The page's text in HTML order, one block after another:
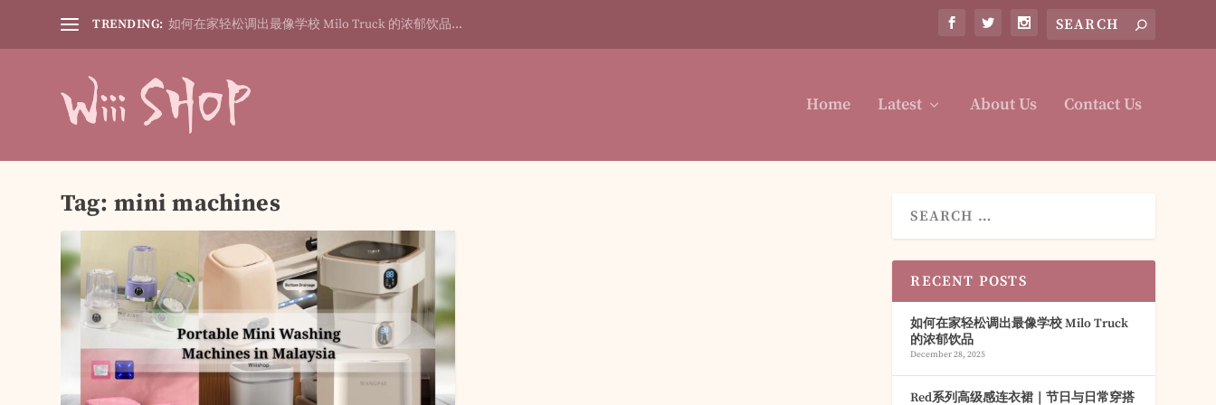
TRENDING: 如何在家轻松调出最像学校 Milo Truck 的浓郁饮品...
Home Latest About Us Contact Us
Tag: mini machines
RECENT POSTS
如何在家轻松调出最像学校 Milo Truck
的浓郁饮品
December 28, 2025
Red系列高级感连衣裙｜节日与日常穿搭